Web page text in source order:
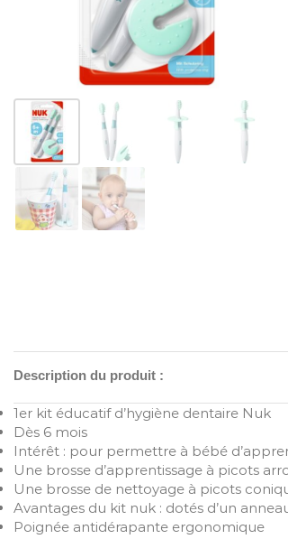
Description du produit :
1er kit éducatif d’hygiène dentaire Nuk
Dès 6 mois
Intérêt : pour permettre à bébé
Une brosse d’apprentissage à picots
Une brosse de nettoyage à picots
Avantages du kit nuk : dotés d’un
Poignée antidérapante ergonomique